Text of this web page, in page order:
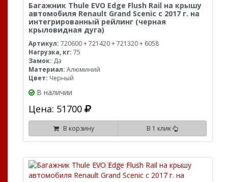
Багажник Thule EVO Edge Flush Rail на крышу
автомобиля Renault Grand Scenic с 2017 г. на
интегрированный рейлинг (черная
крыловидная дуга)
Артикул: 720600 + 721420 + 721320 + 6058
Нагрузка, кг: 75
Замок: Да
Материал: Алюминий
Цвет: Черный
В наличии
Цена: 51700
В корзину В 1 клик